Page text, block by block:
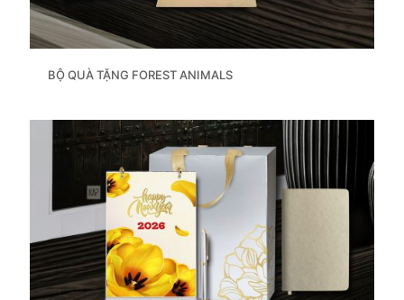
BỘ QUÀ TẶNG FOREST ANIMALS